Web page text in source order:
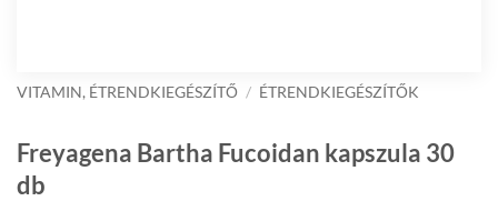
VITAMIN, ÉTRENDKIEGÉSZÍTŐ / ÉTRENDKIEGÉSZÍTŐK
Freyagena Bartha Fucoidan kapszula 30
db